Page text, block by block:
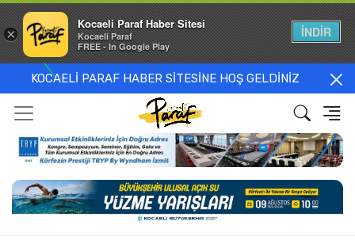
KOCAELİ PARAF HABER SİTESİNE HOŞ GELDİNİZ
×
Kocaeli Paraf Haber Sitesi
Kocaeli Paraf
FREE - In Google Play
İNDİR